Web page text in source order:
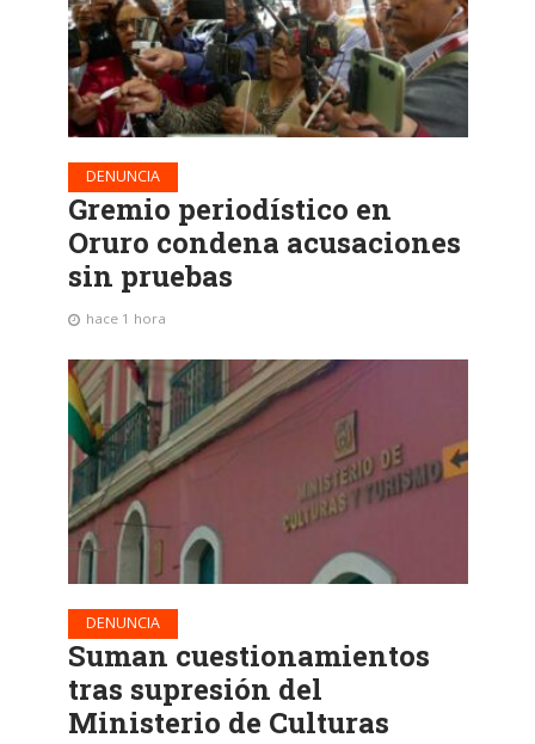
DENUNCIA
Gremio periodístico en
Oruro condena acusaciones
sin pruebas
hace 1 hora
DENUNCIA
Suman cuestionamientos
tras supresión del
Ministerio de Culturas